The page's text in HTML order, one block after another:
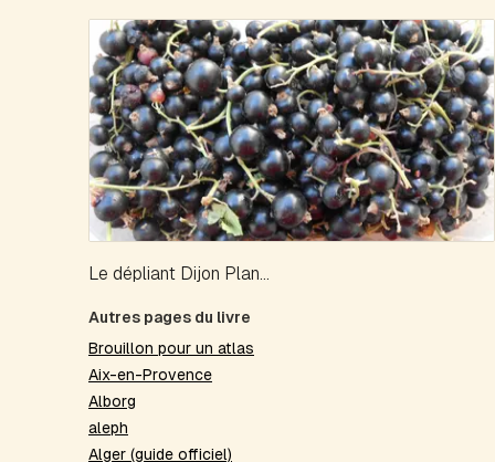
Le dépliant Dijon Plan...
Autres pages du livre
Brouillon pour un atlas
Aix-en-Provence
Alborg
aleph
Alger (guide officiel)